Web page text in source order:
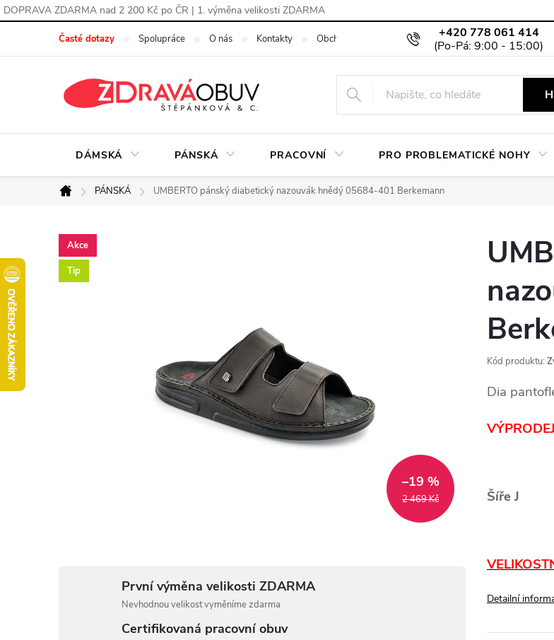
DOPRAVA ZDARMA nad 2 200 Kč po ČR | 1. výměna velikosti ZDARMA
+420 778 061 414
Časté dotazy Spolupráce O nás Kontakty Obchodní podmínky Podmínky ochrany osobních
DÁMSKÁ PÁNSKÁ PRACOVNÍ PRO PROBLEMATICKÉ NOHY
Domů
PÁNSKÁ UMBERTO pánský diabetický nazouvák hnědý 05684-401 Berkemann
Akce
Tip
2 469 Kč
–19 %
První výměna velikosti ZDARMA
Nevhodnou velikost vyměníme zdarma
Certifikovaná pracovní obuv
Kód produktu:
Dia
VÝPRODEJ
Šíře J
Detailní